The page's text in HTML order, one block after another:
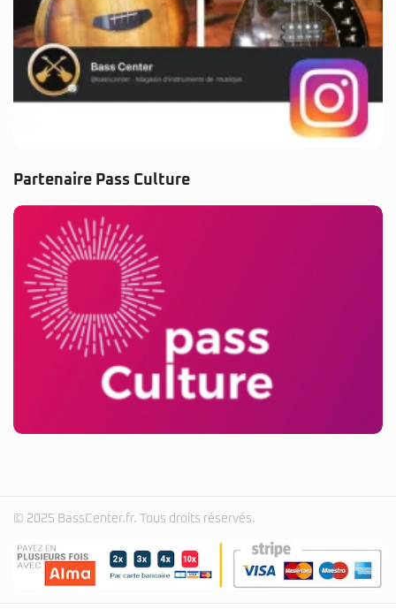
Partenaire Pass Culture
© 2025 BassCenter.fr. Tous droits réservés.